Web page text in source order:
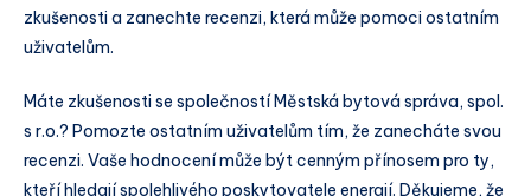
zkušenosti a zanechte recenzi, která může pomoci ostatním
uživatelům.
Máte zkušenosti se společností Městská bytová správa, spol.
s r.o.? Pomozte ostatním uživatelům tím, že zanecháte svou
recenzi. Vaše hodnocení může být cenným přínosem pro ty,
kteří hledají spolehlivého poskytovatele energií. Děkujeme, že